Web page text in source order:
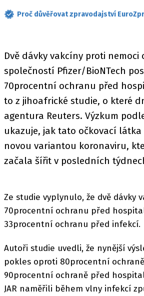
Proč důvěřovat zpravodajství
Dvě dávky vakcíny proti nemoci
společností Pfizer/BioNTech
70procentní ochranu před
to z jihoafrické studie, o které
agentura Reuters. Výzkum
ukazuje, jak tato očkovací
novou variantou koronaviru,
začala šířit v posledních
Ze studie vyplynulo, že dvě dávky
70procentní ochranu před
33procentní ochranu před infekcí.
Autoři studie uvedli, že nynější
pokles oproti 80procentní
90procentní ochraně před
JAR naměřili během vlny infekcí